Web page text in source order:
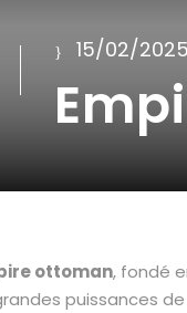
15/02/2025
ottoman, fondé
puissances